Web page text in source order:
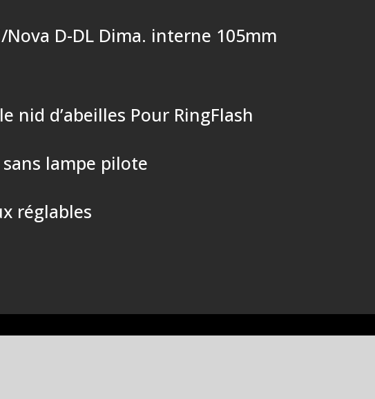
Nova D-DL Dima. interne 105mm
nid d’abeilles Pour RingFlash
lampe pilote
réglables